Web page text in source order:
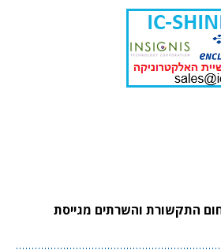
התקשורת והשרתים מגייסת